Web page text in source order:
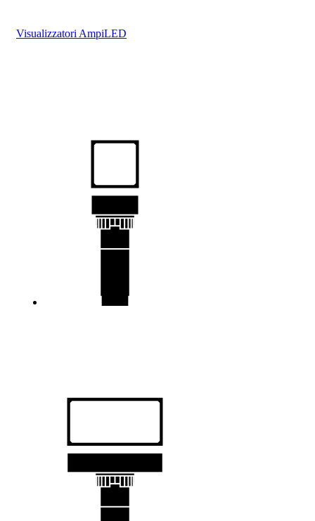
Visualizzatori AmpiLED